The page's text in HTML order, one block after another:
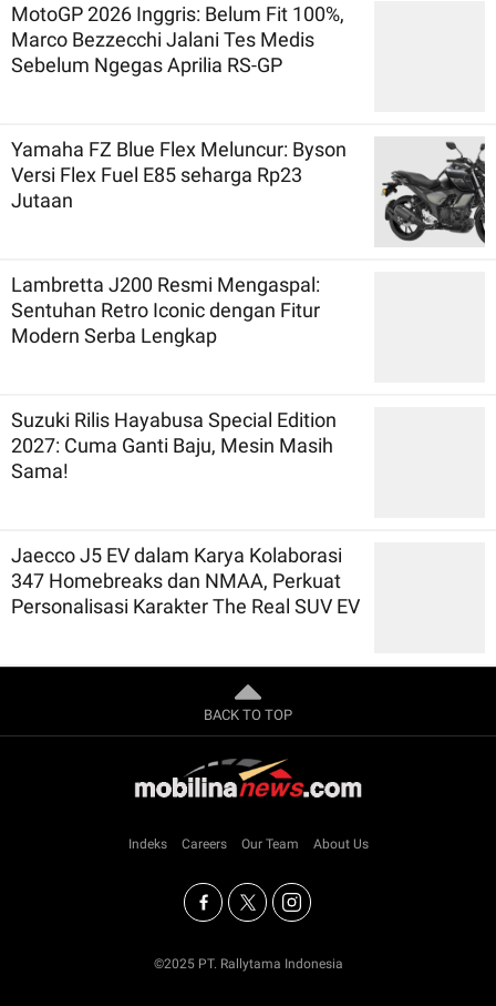
MotoGP 2026 Inggris: Belum Fit 100%,
Marco Bezzecchi Jalani Tes Medis
Sebelum Ngegas Aprilia RS-GP
Yamaha FZ Blue Flex Meluncur: Byson
Versi Flex Fuel E85 seharga Rp23
Jutaan
Lambretta J200 Resmi Mengaspal:
Sentuhan Retro Iconic dengan Fitur
Modern Serba Lengkap
Suzuki Rilis Hayabusa Special Edition
2027: Cuma Ganti Baju, Mesin Masih
Sama!
Jaecco J5 EV dalam Karya Kolaborasi
347 Homebreaks dan NMAA, Perkuat
Personalisasi Karakter The Real SUV EV
BACK TO TOP
Indeks Careers Our Team About Us
©2025 PT. Rallytama Indonesia